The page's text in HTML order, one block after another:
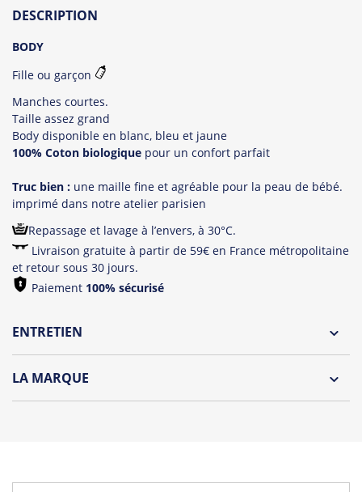
DESCRIPTION
BODY
Fille ou garçon
Manches courtes.
Taille assez grand
Body disponible en blanc, bleu et jaune
100% Coton biologique pour un confort parfait
Truc bien : une maille fine et agréable pour la peau de bébé.
imprimé dans notre atelier parisien
Repassage et lavage à l’envers, à 30°C.
Livraison gratuite à partir de 59€ en France métropolitaine
et retour sous 30 jours.
Paiement 100% sécurisé
ENTRETIEN
LA MARQUE
cool et originaux.